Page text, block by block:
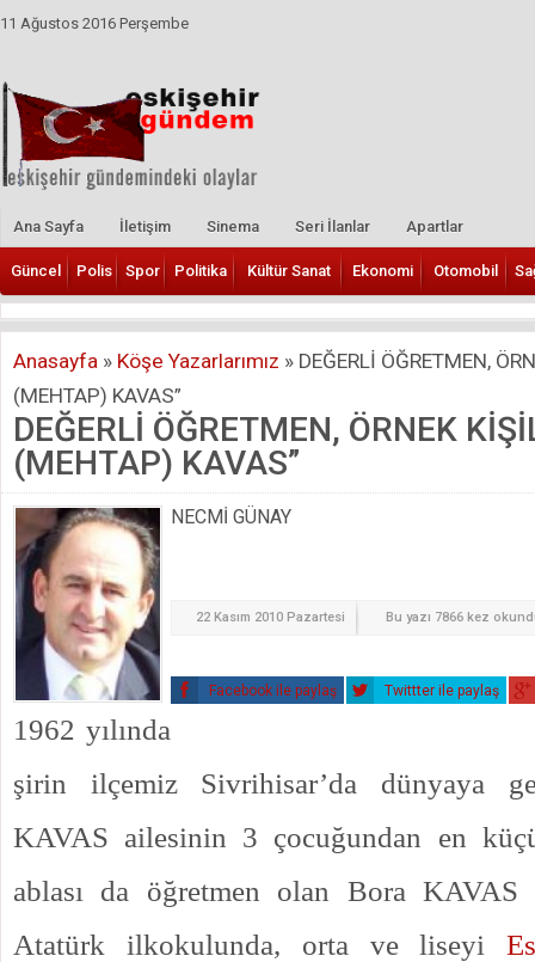
11 Ağustos 2016 Perşembe
Ana Sayfa İletişim Sinema Seri İlanlar Apartlar
Güncel Polis Spor Politika Kültür Sanat Ekonomi Otomobil
Anasayfa » Köşe Yazarlarımız » DEĞERLİ ÖĞRETMEN,
(MEHTAP) KAVAS”
DEĞERLİ ÖĞRETMEN, ÖRNEK
(MEHTAP) KAVAS”
NECMİ GÜNAY
22 Kasım 2010 Pazartesi Bu yazı 7866 kez
Facebook ile paylaş Twittter ile paylaş
1962 yılında
şirin ilçemiz Sivrihisar’da dünyaya
KAVAS ailesinin 3 çocuğundan en
ablası da öğretmen olan Bora
Atatürk ilkokulunda, orta ve liseyi